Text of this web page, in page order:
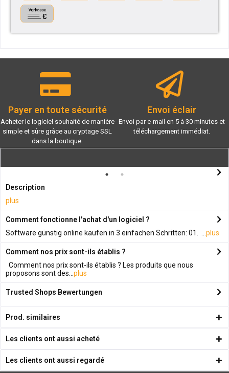
Payer en toute sécurité
Acheter le logiciel souhaité de manière
simple et sûre grâce au cryptage SSL
dans la boutique.
Envoi éclair
Envoi par e-mail en 5 à 30 minutes et
téléchargement immédiat.
Description
plus
Comment fonctionne l'achat d'un logiciel ?
Software günstig online kaufen in 3 einfachen Schritten: 01. ... plus
Comment nos prix sont-ils établis ?
Comment nos prix sont-ils établis ? Les produits que nous
proposons sont des... plus
Trusted Shops Bewertungen
Prod. similaires
Les clients ont aussi acheté
Les clients ont aussi regardé